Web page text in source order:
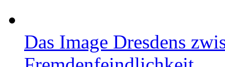
Yvonne
Fach